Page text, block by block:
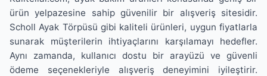
ürün yelpazesine sahip güvenilir bir alışveriş sitesidir.
Scholl Ayak Törpüsü gibi kaliteli ürünleri, uygun fiyatlarla
sunarak müşterilerin ihtiyaçlarını karşılamayı hedefler.
Aynı zamanda, kullanıcı dostu bir arayüzü ve güvenli
ödeme seçenekleriyle alışveriş deneyimini iyileştirir.